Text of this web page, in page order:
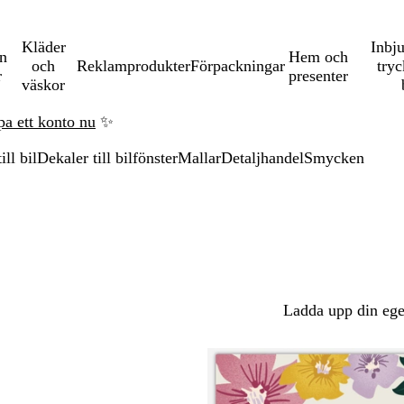
Kläder
och
väskor
ReklamprodukterFörpackningar
Hem och
presenter
ett konto nu ✨
bilDekaler till bilfönsterMallarDetaljhandelSmycken
Ladda upp din